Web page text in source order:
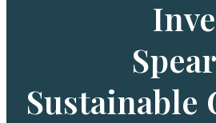
Sustainable